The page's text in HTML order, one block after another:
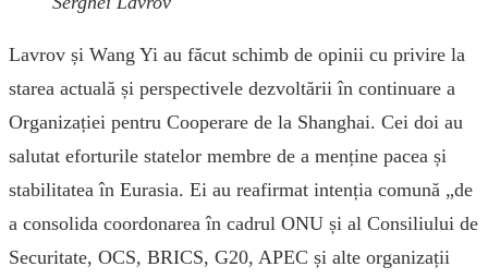
Lavrov și Wang Yi au făcut schimb de opinii cu privire la
starea actuală și perspectivele dezvoltării în continuare a
Organizației pentru Cooperare de la Shanghai. Cei doi au
salutat eforturile statelor membre de a menține pacea și
stabilitatea în Eurasia. Ei au reafirmat intenția comună „de
a consolida coordonarea în cadrul ONU și al Consiliului de
Securitate, OCS, BRICS, G20, APEC și alte organizații